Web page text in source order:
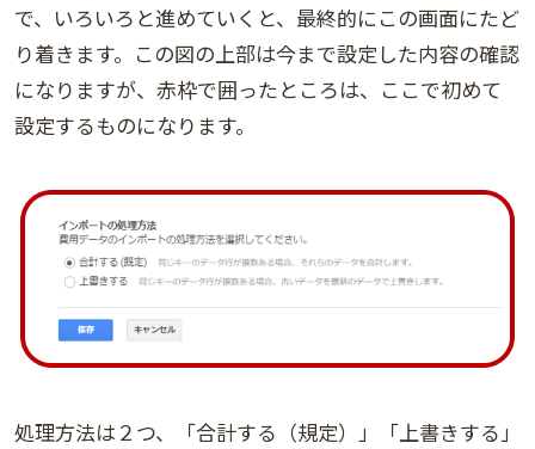
で、いろいろと進めていくと、最終的にこの画面にたど
り着きます。この図の上部は今まで設定した内容の確認
になりますが、赤枠で囲ったところは、ここで初めて
設定するものになります。
処理方法は２つ、「合計する（規定）」「上書きする」